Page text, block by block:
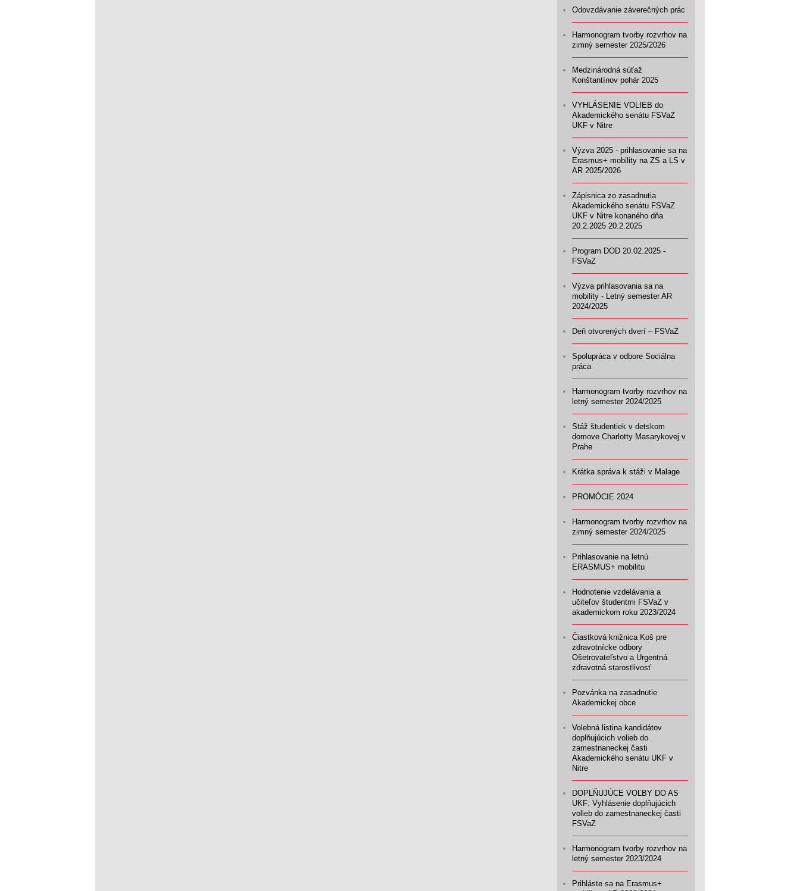
Odovzdávanie záverečných prác
Harmonogram tvorby rozvrhov na
zimný semester 2025/2026
Medzinárodná súťaž
Konštantínov pohár 2025
VYHLÁSENIE VOLIEB do
Akademického senátu FSVaZ
UKF v Nitre
Výzva 2025 - prihlasovanie sa na
Erasmus+ mobility na ZS a LS v
AR 2025/2026
Zápisnica zo zasadnutia
Akademického senátu FSVaZ
UKF v Nitre konaného dňa
20.2.2025 20.2.2025
Program DOD 20.02.2025 -
FSVaZ
Výzva prihlasovania sa na
mobility - Letný semester AR
2024/2025
Deň otvorených dverí – FSVaZ
Spolupráca v odbore Sociálna
práca
Harmonogram tvorby rozvrhov na
letný semester 2024/2025
Stáž študentiek v detskom
domove Charlotty Masarykovej v
Prahe
Krátka správa k stáži v Malage
PROMÓCIE 2024
Harmonogram tvorby rozvrhov na
zimný semester 2024/2025
Prihlasovanie na letnú
ERASMUS+ mobilitu
Hodnotenie vzdelávania a
učiteľov študentmi FSVaZ v
akademickom roku 2023/2024
Čiastková knižnica Koš pre
zdravotnícke odbory
Ošetrovateľstvo a Urgentná
zdravotná starostlivosť
Pozvánka na zasadnutie
Akademickej obce
Volebná listina kandidátov
doplňujúcich volieb do
zamestnaneckej časti
Akademického senátu UKF v
Nitre
DOPLŇUJÚCE VOĽBY DO AS
UKF: Vyhlásenie doplňujúcich
volieb do zamestnaneckej časti
FSVaZ
Harmonogram tvorby rozvrhov na
letný semester 2023/2024
Prihláste sa na Erasmus+